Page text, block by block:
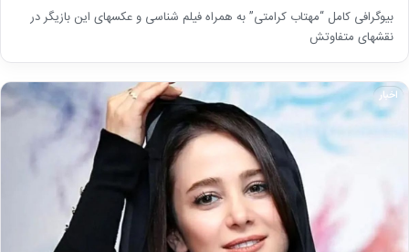
بیوگرافی کامل “مهتاب کرامتی” به همراه فیلم شناسی و عکسهای این بازیگر در
نقشهای متفاوتش
اخبار